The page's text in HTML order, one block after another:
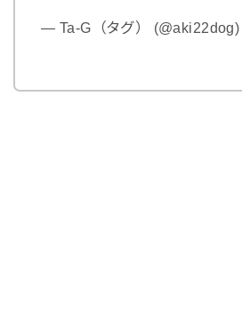
— Ta-G（タグ） (@aki22dog)